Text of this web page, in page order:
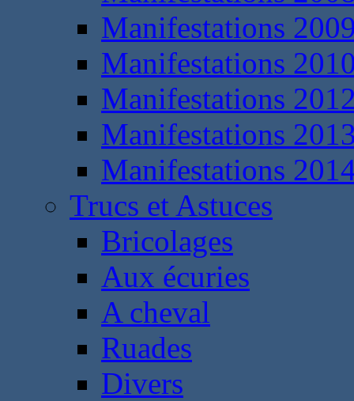
Manifestations
Manifestations
Manifestations
Manifestations
Manifestations
Trucs et Astuces
Bricolages
Aux écuries
A cheval
Ruades
Divers